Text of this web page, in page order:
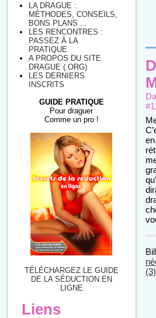
LA DRAGUE :
MÉTHODES, CONSEILS,
BONS PLANS ...
LES RENCONTRES :
PASSEZ À LA
PRATIQUE
A PROPOS DU SITE
DRAGUE (.ORG)
LES DERNIERS
INSCRITS
GUIDE PRATIQUE
Pour draguer
Comme un pro !
TÉLÉCHARGEZ LE GUIDE
DE LA SÉDUCTION EN
LIGNE
Liens
(3)